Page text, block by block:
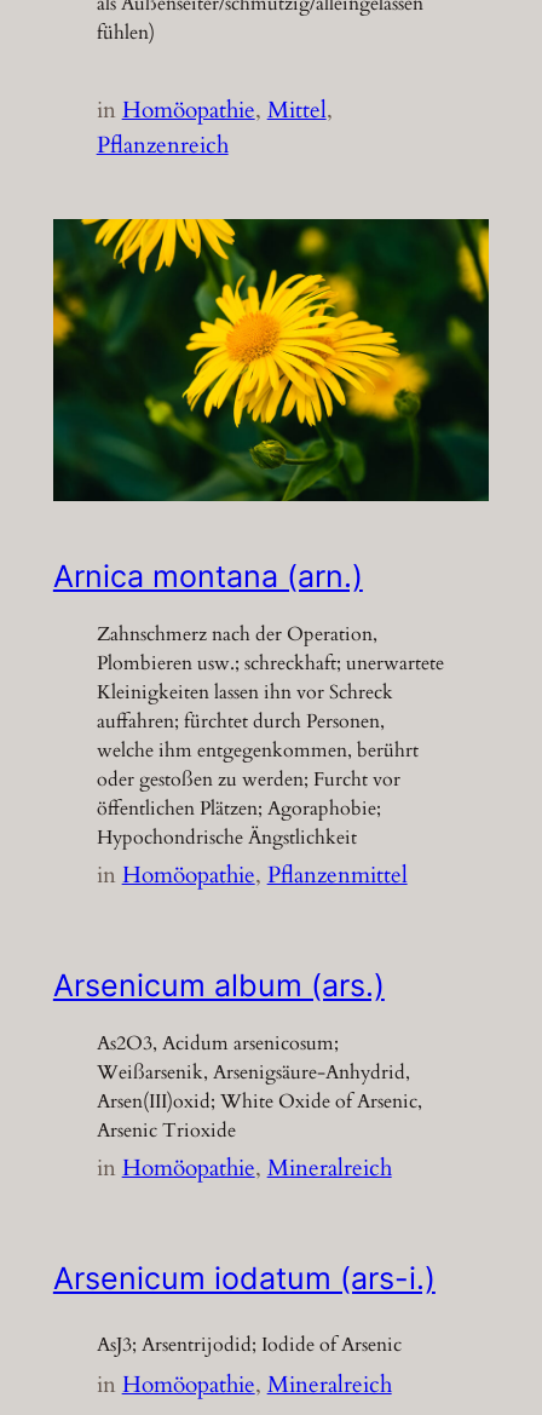
fühlen)
inHomöopathie, Mittel
Pflanzenreich
Arnica montana (arn.)
Zahnschmerz nach der Operation,
Plombieren usw.; schreckhaft; unerwartete
Kleinigkeiten lassen ihn vor Schreck
auffahren; fürchtet durch Personen,
welche ihm entgegenkommen, berührt
oder gestoßen zu werden; Furcht vor
öffentlichen Plätzen; Agoraphobie;
Hypochondrische Ängstlichkeit
inHomöopathie, Pflanzenmittel
Arsenicum album (ars.)
As2O3, Acidum arsenicosum;
Weißarsenik, Arsenigsäure-Anhydrid,
Arsen(III)oxid; White Oxide of Arsenic,
Arsenic Trioxide
inHomöopathie, Mineralreich
Arsenicum iodatum (ars-i.)
AsJ3; Arsentrijodid; Iodide of Arsenic
inHomöopathie, Mineralreich